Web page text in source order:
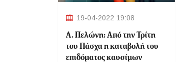
19-04-2022 19:08
Α. Πελώνη: Από την Τρίτη
του Πάσχα η καταβολή του
επιδόματος καυσίμων